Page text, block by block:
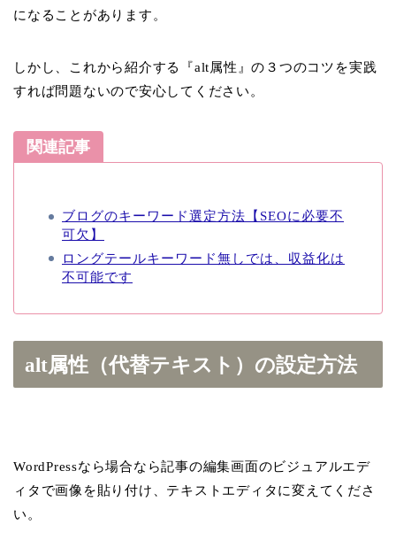
になることがあります。
しかし、これから紹介する『alt属性』の３つのコツを実践
すれば問題ないので安心してください。
関連記事
ブログのキーワード選定方法【SEOに必要不
可欠】
ロングテールキーワード無しでは、収益化は
不可能です
alt属性（代替テキスト）の設定方法
WordPressなら場合なら記事の編集画面のビジュアルエデ
ィタで画像を貼り付け、テキストエディタに変えてくださ
い。